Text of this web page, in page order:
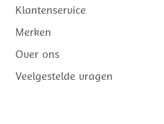
Klantenservice
Merken
Over ons
Veelgestelde vragen